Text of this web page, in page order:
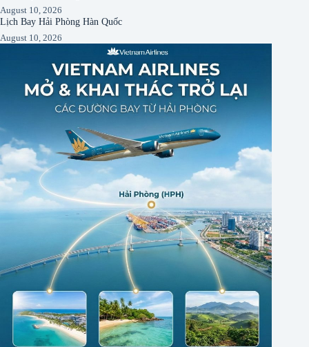
August 10, 2026
Lịch Bay Hải Phòng Hàn Quốc
August 10, 2026